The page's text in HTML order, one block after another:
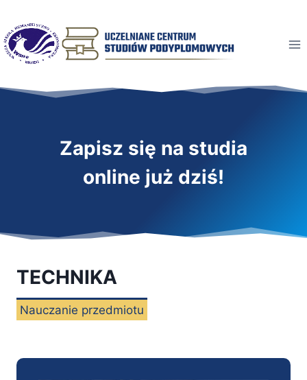
do
treści
Zapisz się na studia
online już dziś!
TECHNIKA
Nauczanie przedmiotu